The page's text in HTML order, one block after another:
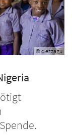
© c.ezzagu